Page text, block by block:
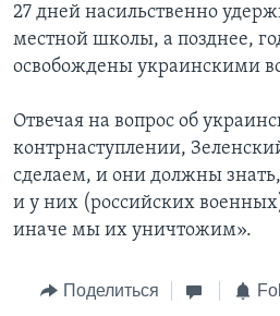
27 дней насильственно
местной школы, а позднее,
освобождены украинскими
Отвечая на вопрос об
контрнаступлении,
сделаем, и они должны
и у них (российских
иначе мы их уничтожим».
Поделиться